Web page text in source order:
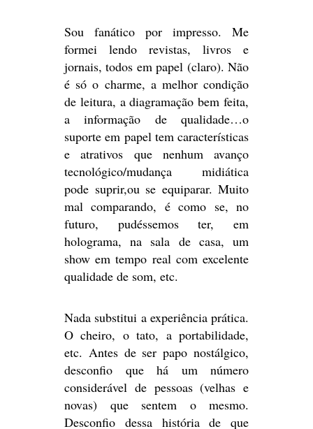
Sou fanático por impresso. Me
formei lendo revistas, livros e
jornais, todos em papel (claro). Não
é só o charme, a melhor condição
de leitura, a diagramação bem feita,
a informação de qualidade…o
suporte em papel tem características
e atrativos que nenhum avanço
tecnológico/mudança midiática
pode suprir,ou se equiparar. Muito
mal comparando, é como se, no
futuro, pudéssemos ter, em
holograma, na sala de casa, um
show em tempo real com excelente
qualidade de som, etc.
Nada substitui a experiência prática.
O cheiro, o tato, a portabilidade,
etc. Antes de ser papo nostálgico,
desconfio que há um número
considerável de pessoas (velhas e
novas) que sentem o mesmo.
Desconfio dessa história de que